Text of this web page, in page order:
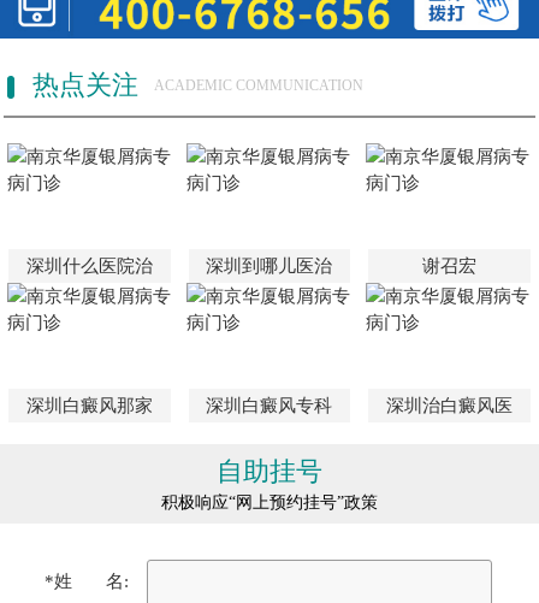
热点关注 ACADEMIC COMMUNICATION
深圳什么医院治 深圳到哪儿医治 谢召宏
深圳白癜风那家 深圳白癜风专科 深圳治白癜风医
自助挂号
积极响应“网上预约挂号”政策
*姓 名: